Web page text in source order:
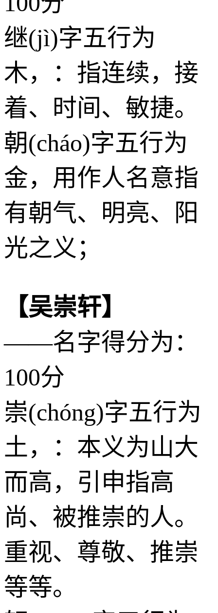
继(jì)字五行为
木，：指连续，接
着、时间、敏捷。
朝(cháo)字五行为
金，用作人名意指
有朝气、明亮、阳
光之义；
【吴崇轩】
——名字得分为：
100分
崇(chóng)字五行为
土，：本义为山大
而高，引申指高
尚、被推崇的人。
重视、尊敬、推崇
等等。